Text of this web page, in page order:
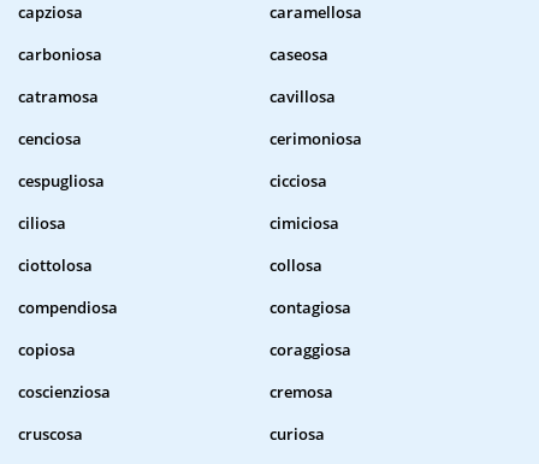
capziosa
caramellosa
carboniosa
caseosa
catramosa
cavillosa
cenciosa
cerimoniosa
cespugliosa
cicciosa
ciliosa
cimiciosa
ciottolosa
collosa
compendiosa
contagiosa
copiosa
coraggiosa
coscienziosa
cremosa
cruscosa
curiosa